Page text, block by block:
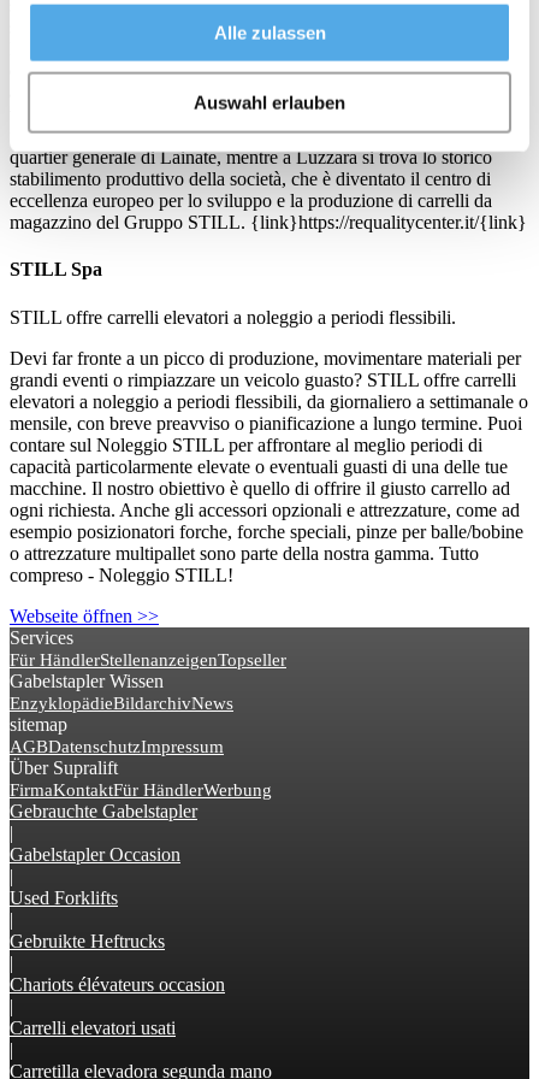
Alle zulassen
Auswahl erlauben
semplice carrello elevatore, integrandolo con software di magazzino,
scaffalature e confezionando progetti personalizzati, chiavi in mano.
diretti e può contare sulla più solida e capillare rete di vendita e
assistenza presente sul territorio, composta da 7 filiali dirette, oltre 60
tra concessionari e partner, 950 tecnici di assistenza e oltre 170
funzionari commerciali. Le attività in Italia sono coordinate dal
quartier generale di Lainate, mentre a Luzzara si trova lo storico
stabilimento produttivo della società, che è diventato il centro di
eccellenza europeo per lo sviluppo e la produzione di carrelli da
magazzino del Gruppo STILL. {link}https://requalitycenter.it/{link}
STILL Spa
STILL offre carrelli elevatori a noleggio a periodi flessibili.
Devi far fronte a un picco di produzione, movimentare materiali per
grandi eventi o rimpiazzare un veicolo guasto? STILL offre carrelli
elevatori a noleggio a periodi flessibili, da giornaliero a settimanale o
mensile, con breve preavviso o pianificazione a lungo termine. Puoi
contare sul Noleggio STILL per affrontare al meglio periodi di
capacità particolarmente elevate o eventuali guasti di una delle tue
macchine. Il nostro obiettivo è quello di offrire il giusto carrello ad
ogni richiesta. Anche gli accessori opzionali e attrezzature, come ad
esempio posizionatori forche, forche speciali, pinze per balle/bobine
o attrezzature multipallet sono parte della nostra gamma. Tutto
compreso - Noleggio STILL!
Webseite öffnen >>
Services
Für HändlerStellenanzeigenTopseller
Gabelstapler Wissen
EnzyklopädieBildarchivNews
sitemap
AGBDatenschutzImpressum
Über Supralift
FirmaKontaktFür HändlerWerbung
Gebrauchte Gabelstapler
|
Gabelstapler Occasion
|
Used Forklifts
|
Gebruikte Heftrucks
|
Chariots élévateurs occasion
|
Carrelli elevatori usati
|
Carretilla elevadora segunda mano